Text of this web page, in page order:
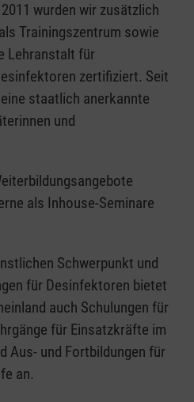
wurden wir zusätzlich
Trainingszentrum sowie
Lehranstalt für
zertifiziert. Seit
staatlich anerkannte
und
als Inhouse-Seminare
Schwerpunkt und
für Desinfektoren bietet
auch Schulungen für
für Einsatzkräfte im
Aus- und Fortbildungen für
an.